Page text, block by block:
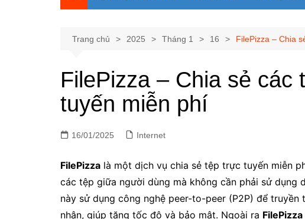
Lập trình C
Lập trình C++
Lập trình Scratch
Lập trình Web
Windows
Internet
Viết Prompt AI
Joomla
EduPortal
Trang chủ 2025 Tháng 1 16 FilePizza – Chia
FilePizza – Chia sẻ các
tuyến miễn phí
16/01/2025 Internet
FilePizza là một dịch vụ chia sẻ tệp trực tuyến miễn
các tệp giữa người dùng mà không cần phải sử dụng
này sử dụng công nghệ peer-to-peer (P2P) để
nhận, giúp tăng tốc độ và bảo mật. Ngoài ra FilePizza